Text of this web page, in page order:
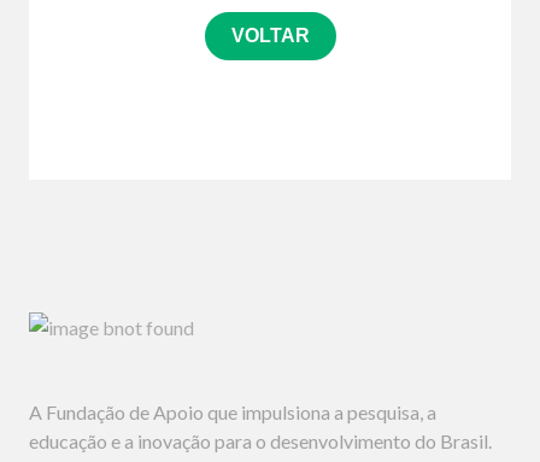
VOLTAR
A Fundação de Apoio que impulsiona a pesquisa, a
educação e a inovação para o desenvolvimento do Brasil.